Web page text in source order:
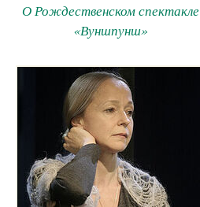
О Рождественском спектакле
«Вуншпунш»